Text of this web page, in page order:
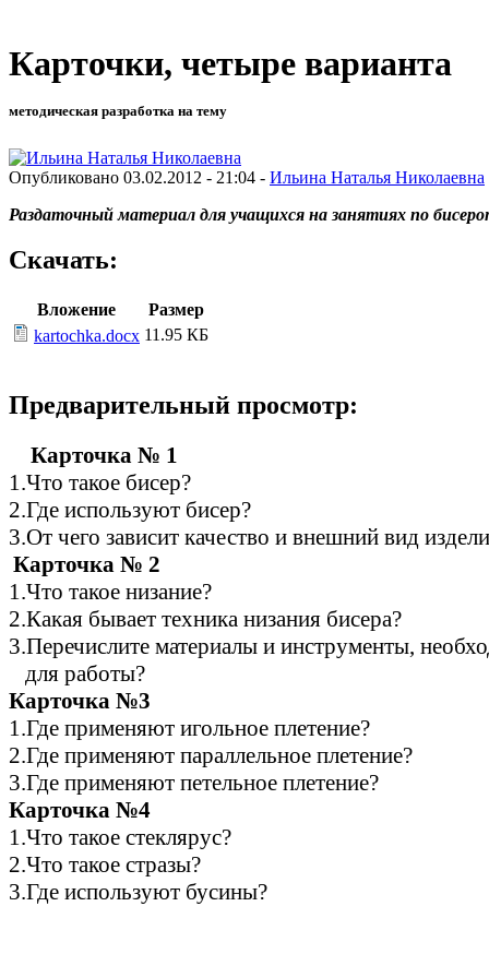
Карточки, четыре варианта
методическая разработка на тему
Опубликовано 03.02.2012 - 21:04 - Ильина Наталья Николаевна
Раздаточный материал для учащихся на занятиях по
Скачать:
Вложение
Размер
kartochka.docx 11.95 КБ
Предварительный просмотр:
Карточка № 1
1.Что такое бисер?
2.Где используют бисер?
3.От чего зависит качество и внешний вид
Карточка № 2
1.Что такое низание?
2.Какая бывает техника низания бисера?
3.Перечислите материалы и инструменты,
для работы?
Карточка №3
1.Где применяют игольное плетение?
2.Где применяют параллельное плетение?
3.Где применяют петельное плетение?
Карточка №4
1.Что такое стеклярус?
2.Что такое стразы?
3.Где используют бусины?